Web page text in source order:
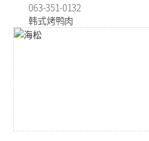
063-351-0132
韩式烤鸭肉